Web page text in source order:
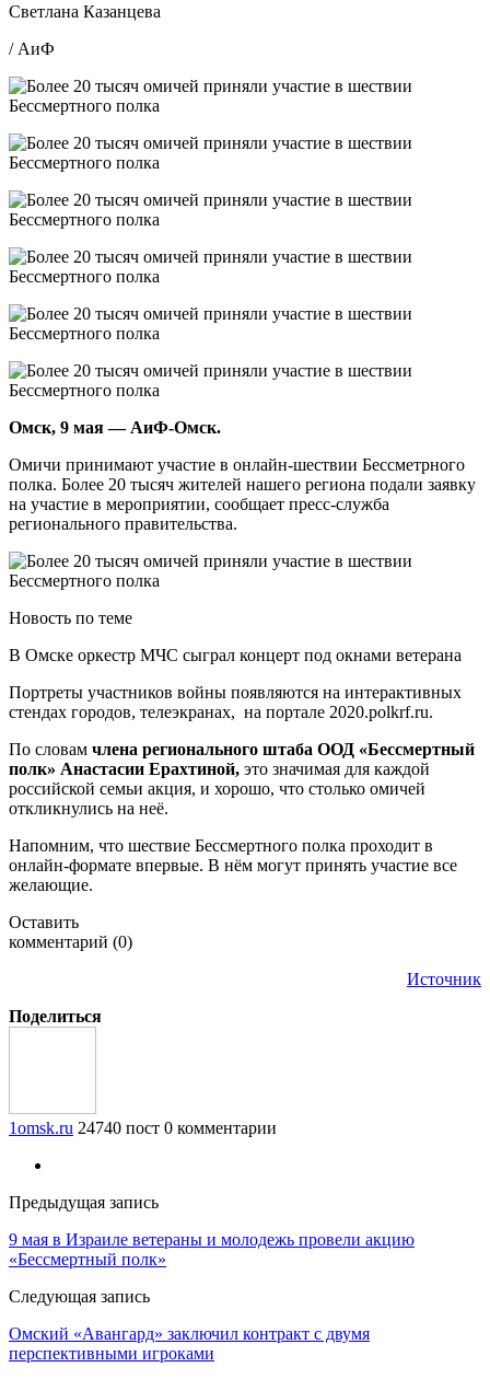
Светлана Казанцева
/ АиФ
Омск, 9 мая — АиФ-Омск.
Омичи принимают участие в онлайн-шествии Бессметрного
полка. Более 20 тысяч жителей нашего региона подали заявку
на участие в мероприятии, сообщает пресс-служба
регионального правительства.
Новость по теме
В Омске оркестр МЧС сыграл концерт под окнами ветерана
Портреты участников войны появляются на интерактивных
стендах городов, телеэкранах, на портале 2020.polkrf.ru.
По словам члена регионального штаба ООД «Бессмертный
полк» Анастасии Ерахтиной, это значимая для каждой
российской семьи акция, и хорошо, что столько омичей
откликнулись на неё.
Напомним, что шествие Бессмертного полка проходит в
онлайн-формате впервые. В нём могут принять участие все
желающие.
Оставить
комментарий (0)
Источник
Поделиться
1omsk.ru 24740 пост 0 комментарии
Предыдущая запись
9 мая в Израиле ветераны и молодежь провели акцию
«Бессмертный полк»
Следующая запись
Омский «Авангард» заключил контракт с двумя
перспективными игроками